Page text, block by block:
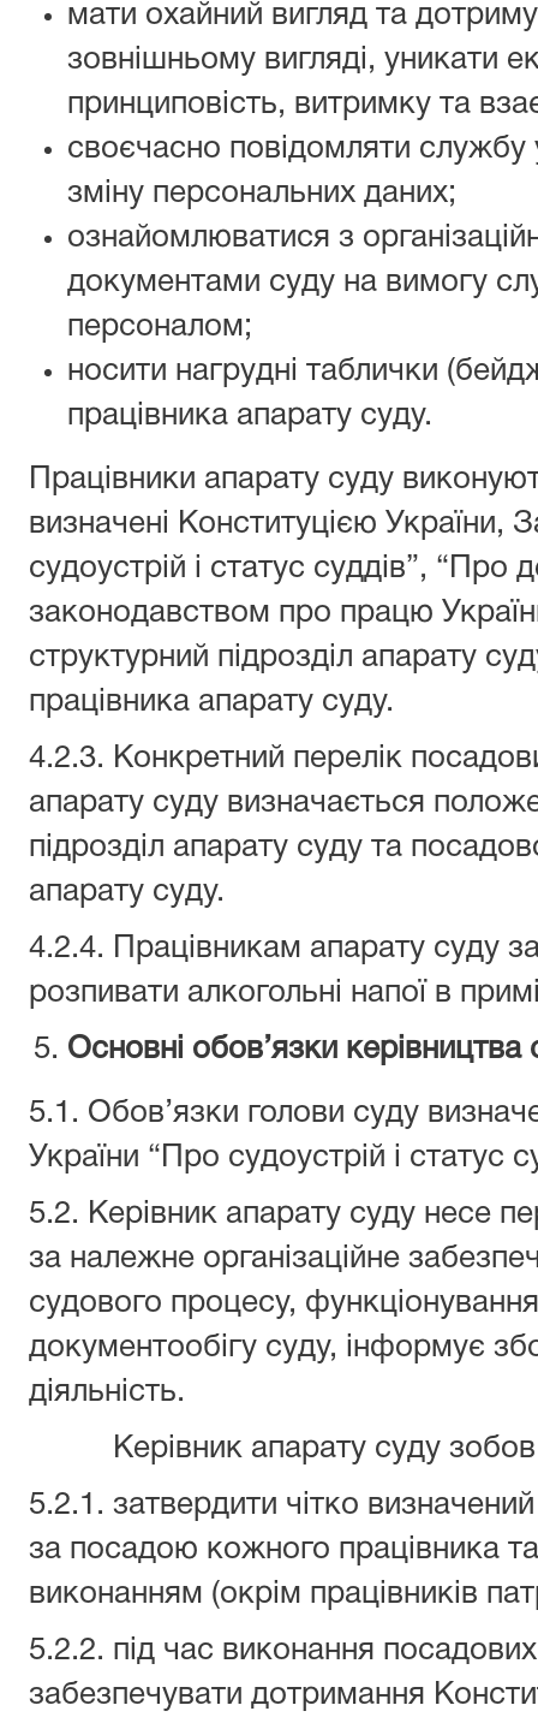
мати охайний вигляд та
зовнішньому вигляді, уникати
принциповість, витримку та
своєчасно повідомляти
зміну персональних даних;
ознайомлюватися з
документами суду на вимогу
персоналом;
носити нагрудні таблички
працівника апарату суду.
Працівники апарату суду
визначені Конституцією України,
судоустрій і статус суддів”,
законодавством про працю
структурний підрозділ апарату
працівника апарату суду.
4.2.3. Конкретний перелік
апарату суду визначається
підрозділ апарату суду та
апарату суду.
4.2.4. Працівникам апарату суду
розпивати алкогольні напої в
Основні обов’язки керівництва
5.1. Обов’язки голови суду
України “Про судоустрій і статус
5.2. Керівник апарату суду несе
за належне організаційне
судового процесу,
документообігу суду, інформує
діяльність.
Керівник апарату суду
5.2.1. затвердити чітко
за посадою кожного працівника
виконанням (окрім працівників
5.2.2. під час виконання
забезпечувати дотримання